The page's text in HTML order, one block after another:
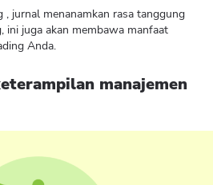
jurnal menanamkan rasa tanggung
ini juga akan membawa manfaat
Anda.
manajemen